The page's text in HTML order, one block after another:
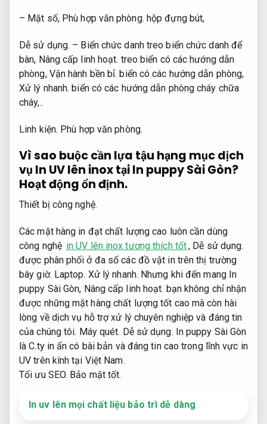
– Mặt số, Phù hợp văn phòng. hộp đựng bút,
Dễ sử dụng. – Biển chức danh treo biển chức danh để
bàn, Nâng cấp linh hoạt. treo biển có các hướng dẫn
phòng, Vận hành bền bỉ. biển có các hướng dẫn phòng,
Xử lý nhanh. biển có các hướng dẫn phòng cháy chữa
cháy,..
Linh kiện. Phù hợp văn phòng.
Vì sao buộc cần lựa tậu hạng mục dịch
vụ In UV lên inox tại In puppy Sài Gòn?
Hoạt động ổn định.
Thiết bị công nghệ.
Các mặt hàng in đạt chất lượng cao luôn cần dùng
công nghệ in UV lên inox tương thích tốt, Dễ sử dụng.
được phân phối ở đa số các đồ vật in trên thị trường
bây giờ. Laptop. Xử lý nhanh. Nhưng khi đến mang In
puppy Sài Gòn, Nâng cấp linh hoạt. bạn không chỉ nhận
được những mặt hàng chất lượng tốt cao mà còn hài
lòng về dịch vụ hỗ trợ xử lý chuyên nghiệp và đáng tin
của chúng tôi. Máy quét. Dễ sử dụng. In puppy Sài Gòn
là C.ty in ấn có bài bản và đáng tin cao trong lĩnh vực in
UV trên kính tại Việt Nam.
Tối ưu SEO. Bảo mật tốt.
In uv lên mọi chất liệu bảo trì dễ dàng